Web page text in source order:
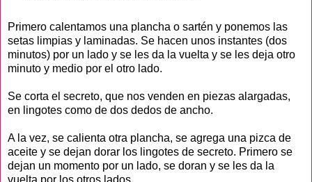
Primero calentamos una plancha o sartén y ponemos las
setas limpias y laminadas. Se hacen unos instantes (dos
minutos) por un lado y se les da la vuelta y se les deja otro
minuto y medio por el otro lado.
Se corta el secreto, que nos venden en piezas alargadas,
en lingotes como de dos dedos de ancho.
A la vez, se calienta otra plancha, se agrega una pizca de
aceite y se dejan dorar los lingotes de secreto. Primero se
dejan un momento por un lado, se doran y se les da la
vuelta por los otros lados.